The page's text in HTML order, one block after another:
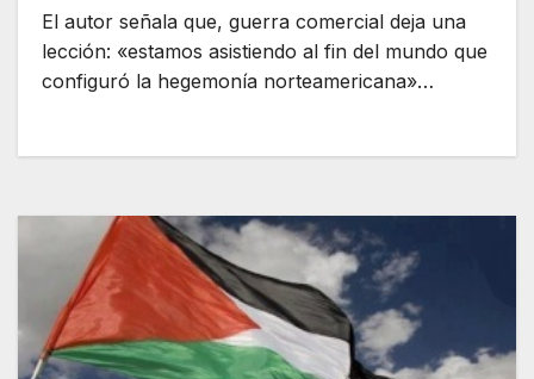
El autor señala que, guerra comercial deja una
lección: «estamos asistiendo al fin del mundo que
configuró la hegemonía norteamericana»…